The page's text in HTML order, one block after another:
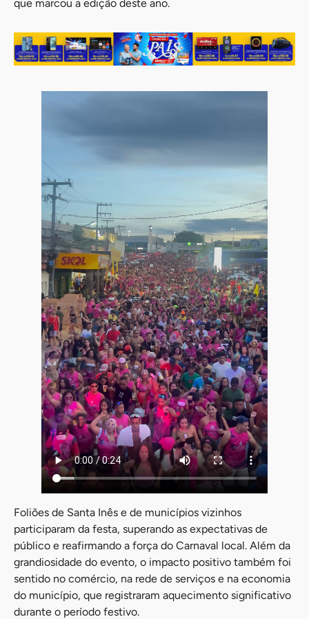
que marcou a edição deste ano.
Foliões de Santa Inês e de municípios vizinhos
participaram da festa, superando as expectativas de
público e reafirmando a força do Carnaval local. Além da
grandiosidade do evento, o impacto positivo também foi
sentido no comércio, na rede de serviços e na economia
do município, que registraram aquecimento significativo
durante o período festivo.